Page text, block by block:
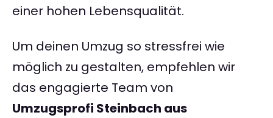
einer hohen Lebensqualität.
Um deinen Umzug so stressfrei wie
möglich zu gestalten, empfehlen wir
das engagierte Team von
Umzugsprofi Steinbach aus